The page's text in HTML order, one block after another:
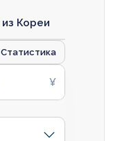
из Кореи
Статистика